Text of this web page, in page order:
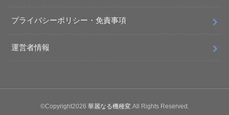
プライバシーポリシー・免責事項
運営者情報
©Copyright2026 華麗なる機種変 .All Rights Reserved.